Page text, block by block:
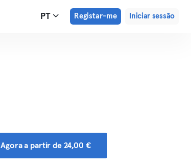
PT Registar-me Iniciar sessão
Agora a partir de 24,00 €